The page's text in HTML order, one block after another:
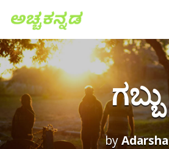
ಗಬ್ಬು
byAdarsha